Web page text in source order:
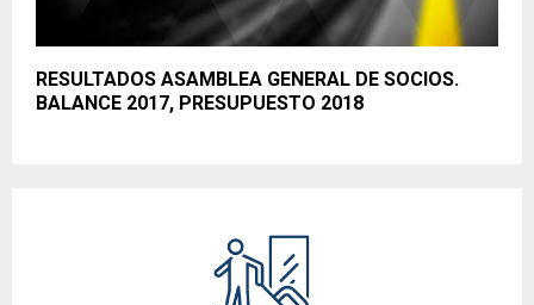
RESULTADOS ASAMBLEA GENERAL DE SOCIOS.
BALANCE 2017, PRESUPUESTO 2018